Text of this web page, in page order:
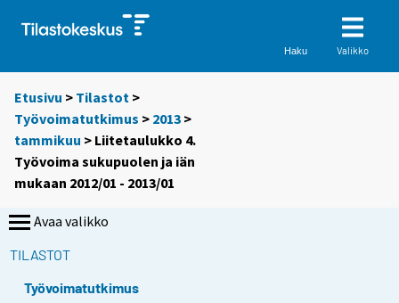
Haku Valikko
Etusivu > Tilastot >
Työvoimatutkimus > 2013 >
tammikuu > Liitetaulukko 4.
Työvoima sukupuolen ja iän
mukaan 2012/01 - 2013/01
Avaa valikko
TILASTOT
Työvoimatutkimus